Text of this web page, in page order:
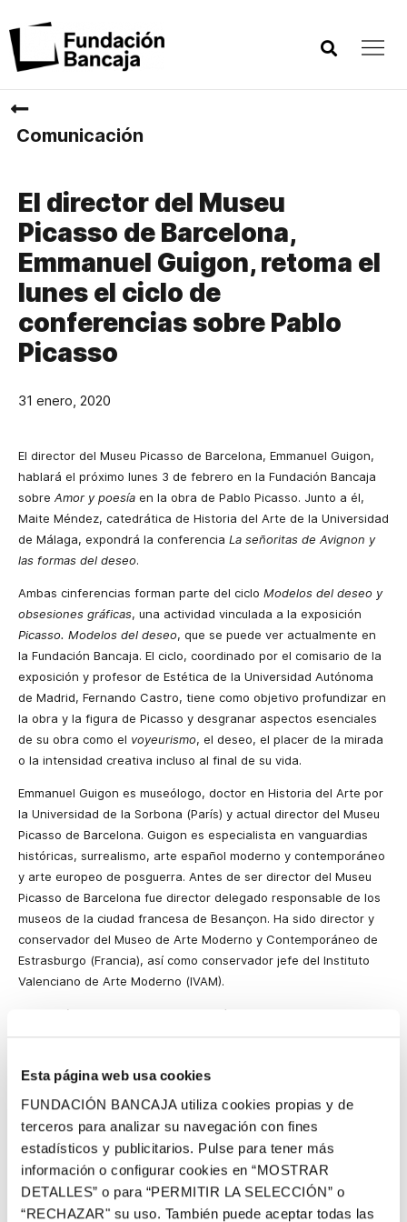
Esta página web usa cookies
FUNDACIÓN BANCAJA utiliza cookies propias y de
terceros para analizar su navegación con fines
estadísticos y publicitarios. Pulse para tener más
información o configurar cookies en “MOSTRAR
DETALLES” o para “PERMITIR LA SELECCIÓN” o
“RECHAZAR" su uso. También puede aceptar todas las
Comunicación
El director del Museu
Picasso de Barcelona,
Emmanuel Guigon, retoma el
lunes el ciclo de
conferencias sobre Pablo
Picasso
31 enero, 2020
El director del Museu Picasso de Barcelona, Emmanuel Guigon,
hablará el próximo lunes 3 de febrero en la Fundación Bancaja
sobre Amor y poesía en la obra de Pablo Picasso. Junto a él,
Maite Méndez, catedrática de Historia del Arte de la Universidad
de Málaga, expondrá la conferencia La señoritas de Avignon y
las formas del deseo.
Ambas cinferencias forman parte del ciclo Modelos del deseo y
obsesiones gráficas, una actividad vinculada a la exposición
Picasso. Modelos del deseo, que se puede ver actualmente en
la Fundación Bancaja. El ciclo, coordinado por el comisario de la
exposición y profesor de Estética de la Universidad Autónoma
de Madrid, Fernando Castro, tiene como objetivo profundizar en
la obra y la figura de Picasso y desgranar aspectos esenciales
de su obra como el voyeurismo, el deseo, el placer de la mirada
o la intensidad creativa incluso al final de su vida.
Emmanuel Guigon es museólogo, doctor en Historia del Arte por
la Universidad de la Sorbona (París) y actual director del Museu
Picasso de Barcelona. Guigon es especialista en vanguardias
históricas, surrealismo, arte español moderno y contemporáneo
y arte europeo de posguerra. Antes de ser director del Museu
Picasso de Barcelona fue director delegado responsable de los
museos de la ciudad francesa de Besançon. Ha sido director y
conservador del Museo de Arte Moderno y Contemporáneo de
Estrasburgo (Francia), así como conservador jefe del Instituto
Valenciano de Arte Moderno (IVAM).
Maite Méndez es doctora en Filosofía y Letras por la
Universidad Autónoma de Madrid. Licenciada en Geografía e
Estética y Teoría de las Artes por la Universidad Autónoma de
Madrid. Obtiene la beca de la Academia Española de Bellas
Artes de Roma en 1993. Es profesora titular de arte
contemporáneo en la Universidad de Málaga, además de
impartir clases en el Master de Desarrollos Sociales de la
Cultura Artística y en el Master de Igualdad de Género.
Próxima sesión